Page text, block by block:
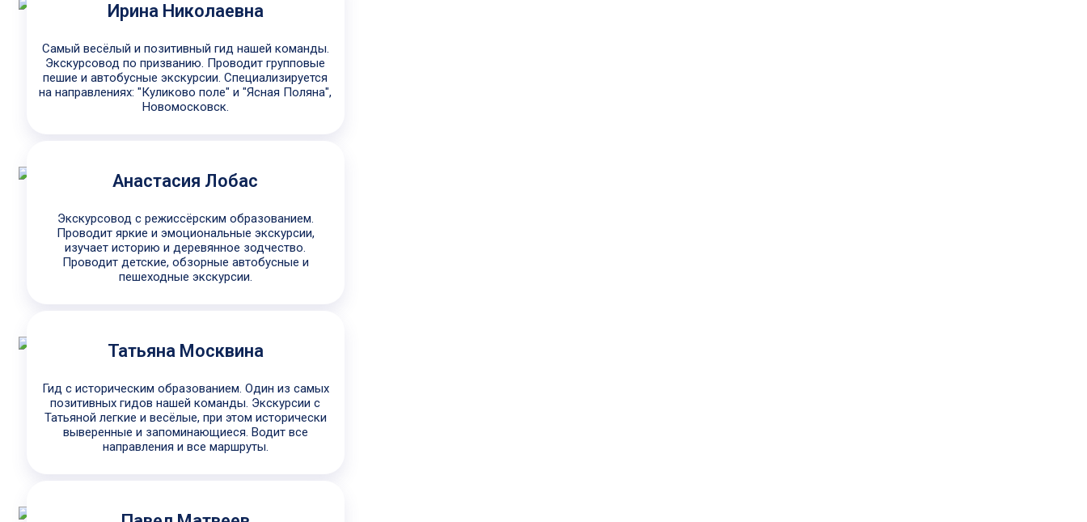
Ирина Николаевна
Самый весёлый и позитивный гид нашей команды.
Экскурсовод по призванию. Проводит групповые
пешие и автобусные экскурсии. Специализируется
на направлениях: "Куликово поле" и "Ясная Поляна",
Новомосковск.
Анастасия Лобас
Экскурсовод с режиссёрским образованием.
Проводит яркие и эмоциональные экскурсии,
изучает историю и деревянное зодчество.
Проводит детские, обзорные автобусные и
пешеходные экскурсии.
Татьяна Москвина
Гид с историческим образованием. Один из самых
позитивных гидов нашей команды. Экскурсии с
Татьяной легкие и весёлые, при этом исторически
выверенные и запоминающиеся. Водит все
направления и все маршруты.